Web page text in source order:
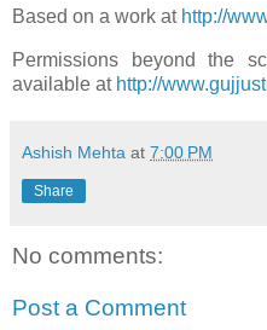
Based on a work at http://
Permissions beyond the
available at http://
Ashish Mehta at 7:00 PM
Share
No comments:
Post a Comment